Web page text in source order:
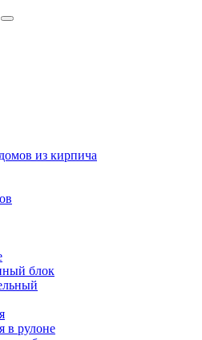
из кирпича
блок
в рулоне